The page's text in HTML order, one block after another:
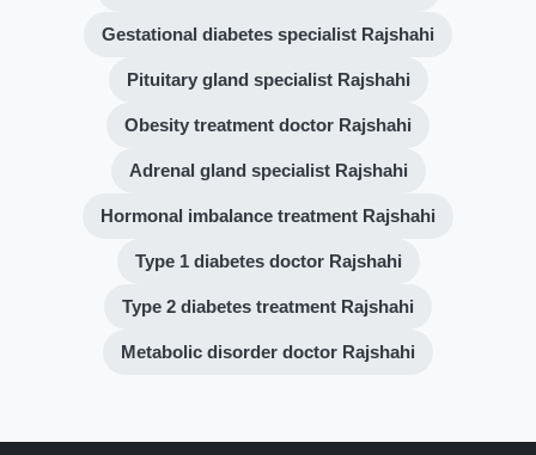
Gestational diabetes specialist Rajshahi
Pituitary gland specialist Rajshahi
Obesity treatment doctor Rajshahi
Adrenal gland specialist Rajshahi
Hormonal imbalance treatment Rajshahi
Type 1 diabetes doctor Rajshahi
Type 2 diabetes treatment Rajshahi
Metabolic disorder doctor Rajshahi